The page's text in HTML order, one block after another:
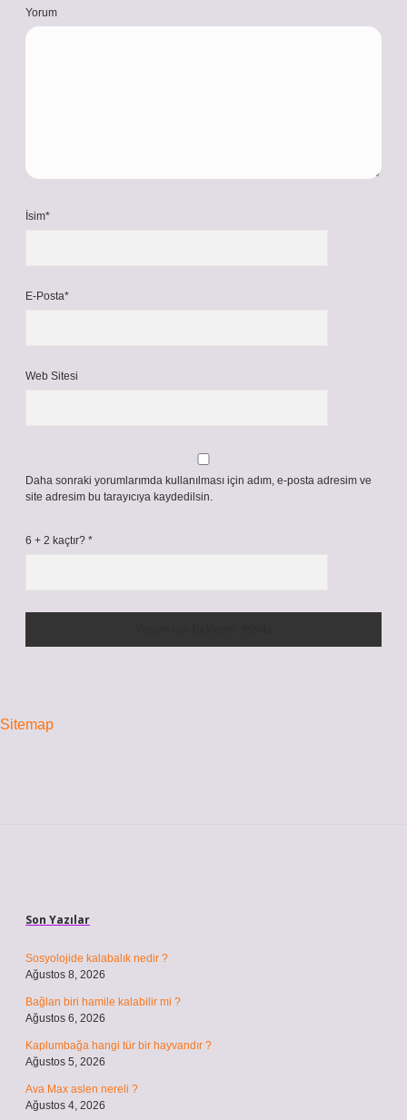
Yorum
İsim*
E-Posta*
Web Sitesi
Daha sonraki yorumlarımda kullanılması için adım, e-posta adresim ve
site adresim bu tarayıcıya kaydedilsin.
6 + 2 kaçtır? *
Sitemap
Son Yazılar
Sosyolojide kalabalık nedir ?
Ağustos 8, 2026
Bağlan biri hamile kalabilir mi ?
Ağustos 6, 2026
Kaplumbağa hangi tür bir hayvandır ?
Ağustos 5, 2026
Ava Max aslen nereli ?
Ağustos 4, 2026